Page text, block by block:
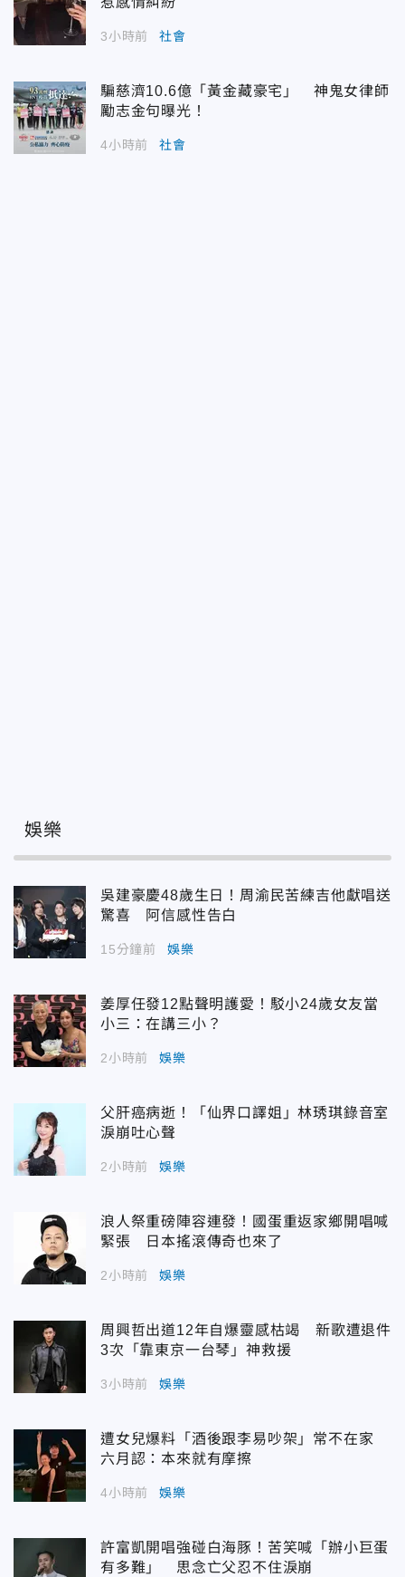
3小時前 社會
騙慈濟10.6億「黃金藏豪宅」 神鬼女律師
勵志金句曝光！
4小時前 社會
娛樂
吳建豪慶48歲生日！周渝民苦練吉他獻唱送
驚喜 阿信感性告白
15分鐘前 娛樂
姜厚任發12點聲明護愛！駁小24歲女友當
小三：在講三小？
2小時前 娛樂
父肝癌病逝！「仙界口譯姐」林琇琪錄音室
淚崩吐心聲
2小時前 娛樂
浪人祭重磅陣容連發！國蛋重返家鄉開唱喊
緊張 日本搖滾傳奇也來了
2小時前 娛樂
周興哲出道12年自爆靈感枯竭 新歌遭退件
3次「靠東京一台琴」神救援
3小時前 娛樂
遭女兒爆料「酒後跟李易吵架」常不在家
六月認：本來就有摩擦
4小時前 娛樂
許富凱開唱強碰白海豚！苦笑喊「辦小巨蛋
有多難」 思念亡父忍不住淚崩